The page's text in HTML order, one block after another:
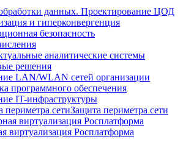
данных. Проектирование ЦОД
и гиперконвергенция
безопасность
аналитические системы
решения
LAN/WLAN сетей организации
программного обеспечения
IT-инфраструктуры
Защита периметра сети
виртуализация Росплатформа